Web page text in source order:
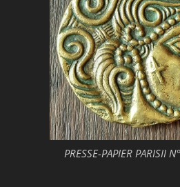
PRESSE-PAPIER PARISII